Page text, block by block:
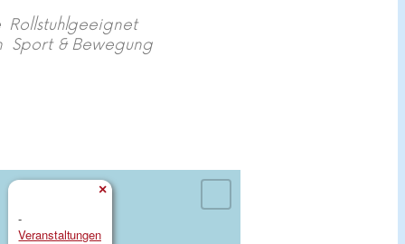
Rollstuhlgeeignet
Sport & Bewegung
-
Veranstaltungen
×